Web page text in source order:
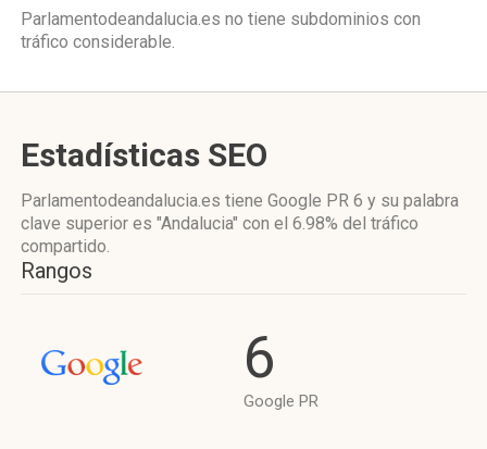
Parlamentodeandalucia.es no tiene subdominios con
tráfico considerable.
Estadísticas SEO
Parlamentodeandalucia.es tiene Google PR 6 y su palabra
clave superior es "Andalucia" con el 6.98% del tráfico
compartido.
Rangos
6
Google PR